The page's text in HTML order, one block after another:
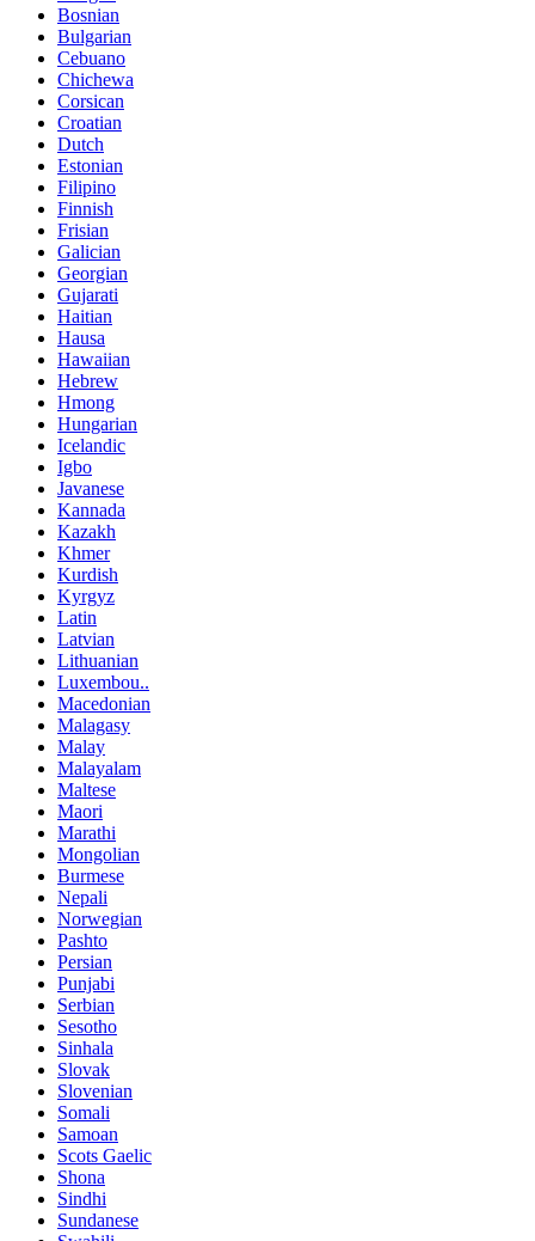
Bosnian
Bulgarian
Cebuano
Chichewa
Corsican
Croatian
Dutch
Estonian
Filipino
Finnish
Frisian
Galician
Georgian
Gujarati
Haitian
Hausa
Hawaiian
Hebrew
Hmong
Hungarian
Icelandic
Igbo
Javanese
Kannada
Kazakh
Khmer
Kurdish
Kyrgyz
Latin
Latvian
Lithuanian
Luxembou..
Macedonian
Malagasy
Malay
Malayalam
Maltese
Maori
Marathi
Mongolian
Burmese
Nepali
Norwegian
Pashto
Persian
Punjabi
Serbian
Sesotho
Sinhala
Slovak
Slovenian
Somali
Samoan
Scots Gaelic
Shona
Sindhi
Sundanese